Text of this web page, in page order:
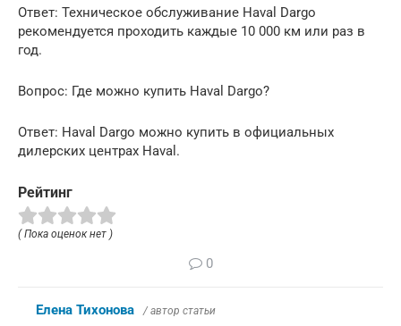
Ответ: Техническое обслуживание Haval Dargo
рекомендуется проходить каждые 10 000 км или раз в
год.
Вопрос: Где можно купить Haval Dargo?
Ответ: Haval Dargo можно купить в официальных
дилерских центрах Haval.
Рейтинг
( Пока оценок нет )
0
Елена Тихонова / автор статьи